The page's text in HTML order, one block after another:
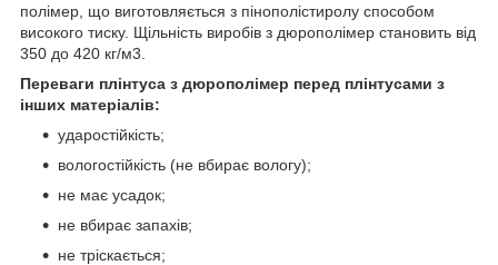
полімер, що виготовляється з пінополістиролу способом
високого тиску. Щільність виробів з дюрополімер становить від
350 до 420 кг/м3.
Переваги плінтуса з дюрополімер перед плінтусами з
інших матеріалів:
ударостійкість;
вологостійкість (не вбирає вологу);
не має усадок;
не вбирає запахів;
не тріскається;